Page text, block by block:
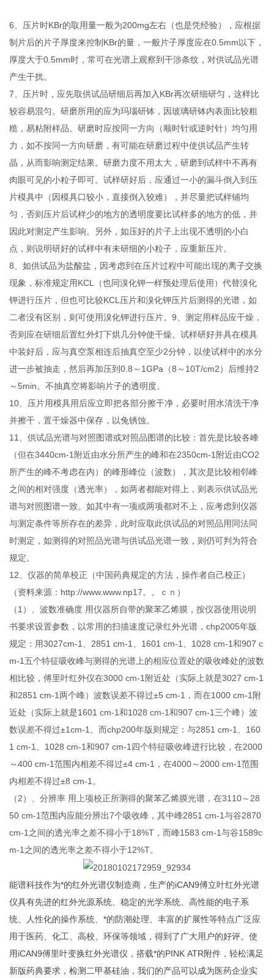
6、压片时KBr的取用量一般为200mg左右（也是凭经验），应根据
制片后的片子厚度来控制KBr的量，一般片子厚度应在0.5mm以下，
厚度大于0.5mm时，常可在光谱上观察到干涉条纹，对供试品光谱
产生干扰。
7、压片时，应先取供试品研细后再加入KBr再次研细研匀，这样比
较容易混匀。研磨所用的应为玛瑙研钵，因玻璃研钵内表面比较粗
糙，易粘附样品。研磨时应按同一方向（顺时针或逆时针）均匀用
力，如不按同一方向研磨，有可能在研磨过程中使供试品产生转
晶，从而影响测定结果。研磨力度不用太大，研磨到试样中不再有
肉眼可见的小粒子即可。试样研好后，应通过一小的漏斗倒入到压
片模具中（因模具口较小，直接倒入较难），并尽量把试样铺均
匀，否则压片后试样少的地方的透明度要比试样多的地方的低，并
因此对测定产生影响。另外，如压好的片子上出现不透明的小白
点，则说明研好的试样中有未研细的小粒子，应重新压片。
8、如供试品为盐酸盐，因考虑到在压片过程中可能出现的离子交换
现象，标准规定用KCL（也同溴化钾一样预处理后使用）代替溴化
钾进行压片，但也可比较KCL压片和溴化钾压片后测得的光谱，如
二者没有区别，则可使用溴化钾进行压片。9、测定用样品应干燥，
否则应在研细后置红外灯下烘几分钟使干燥。试样研好并具在模具
中装好后，应与真空泵相连后抽真空至少2分钟，以使试样中的水分
进一步被抽走，然后再加压到0.8～1GPa（8～10T/cm2）后维持2
～5min。不抽真空将影响片子的透明度。
10、压片用模具用后应立即把各部分擦干净，必要时用水清洗干净
并擦干，置干燥器中保存，以兔锈蚀。
11、供试品光谱与对照图谱或对照品图谱的比较：首先是比较各峰
（但在3440cm-1附近由水分所产生的峰和在2350cm-1附近由CO2
所产生的峰不考虑在内）的峰形峰位（波数），其次是比较相邻峰
之间的相对强度（透光率），如两者都能对得上，则表示供试品光
谱与对照图谱一致。如其中有一项或两项都对不上，应考虑到仪器
与测定条件等所存在的差异，此时应取此供试品的对照品用同法同
时测定，如测得的对照品光谱与供试品光谱一致，则仍可判为符合
规定。
12、仪器的简单校正（中国药典规定的方法，操作者自己校正）
（资料来源：http://www.www.np17。。ｃｎ）
（1）、波数准确度 用仪器所自带的聚苯乙烯膜，按仪器使用说明
书要求设置参数，以常用的扫描速度记录红外光谱，chp2005年版
规定：用3027cm-1、2851 cm-1、1601 cm-1、1028 cm-1和907 c
m-1五个特征吸收峰与测得的光谱上的相应位置处的吸收峰处的波数
相比较，傅里叶红外仪在3000 cm-1附近处（实际上就是3027 cm-1
和2851 cm-1两个峰）波数误差不得过±5 cm-1，而在1000 cm-1附
近处（实际上就是1601 cm-1和1028 cm-1和907 cm-1三个峰）波
数误差不得过±1cm-1。而chp200年版则规定：与2851 cm-1、160
1 cm-1、1028 cm-1和907 cm-1四个特征吸收峰进行比较，在2000
～400 cm-1范围内相差不得过±4 cm-1，在4000～2000 cm-1范围
内相差不得过±8 cm-1。
（2）、分辨率 用上项校正所测得的聚苯乙烯膜光谱，在3110～28
50 cm-1范围内应能分辨出7个吸收峰，其中峰2851 cm-1与谷2870
cm-1之间的透光率之差不得小于18%T，而峰1583 cm-1与谷1589c
m-1之间的透光率之差不得小于12%T。
能谱科技作为*的红外光谱仪制造商，生产的iCAN9傅立叶红外光谱
仪具有先进的红外光源系统、稳定的光学系统、高性能的电子系
统、人性化的操作系统、*的防潮处理、丰富的扩展性等特点广泛应
用于医药、化工、高校、环保等领域，得到了广大用户的好评。使
用iCAN9傅里叶变换红外光谱仪，搭载*的PINK ATR附件，轻松满足
新版药典要求，检测二甲基硅油，我们的产品可以成为医药企业实